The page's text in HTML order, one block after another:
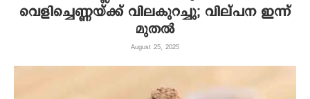
വെളിച്ചെണ്ണയ്ക്ക് വിലകുറച്ചു; വില്പന ഇന്ന്
മുതൽ
August 25, 2025